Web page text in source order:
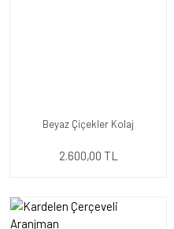
Beyaz Çiçekler Kolaj
2.600,00 TL